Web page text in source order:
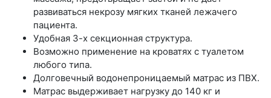
развиваться некрозу мягких тканей лежачего
пациента.
Удобная 3-х секционная структура.
Возможно применение на кроватях с туалетом
любого типа.
Долговечный водонепроницаемый матрас из ПВХ.
Матрас выдерживает нагрузку до 140 кг и